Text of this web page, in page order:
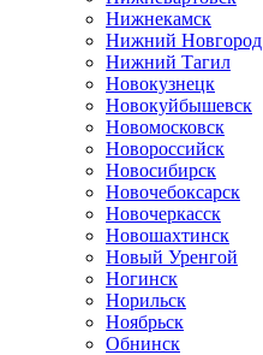
Нижнекамск
Нижний Новгород
Нижний Тагил
Новокузнецк
Новокуйбышевск
Новомосковск
Новороссийск
Новосибирск
Новочебоксарск
Новочеркасск
Новошахтинск
Новый Уренгой
Ногинск
Норильск
Ноябрьск
Обнинск